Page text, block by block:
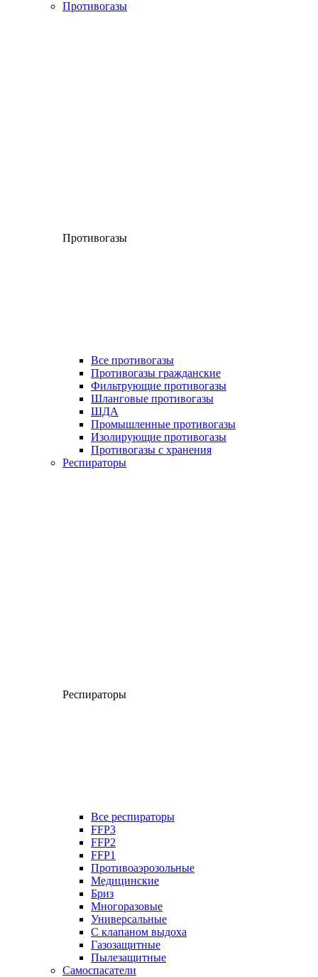
Противогазы
Противогазы
Все противогазы
Противогазы гражданские
Фильтрующие противогазы
Шланговые противогазы
ШДА
Промышленные противогазы
Изолирующие противогазы
Противогазы с хранения
Респираторы
Респираторы
Все респираторы
FFP3
FFP2
FFP1
Противоаэрозольные
Медицинские
Бриз
Многоразовые
Универсальные
С клапаном выдоха
Газозащитные
Пылезащитные
Самоспасатели